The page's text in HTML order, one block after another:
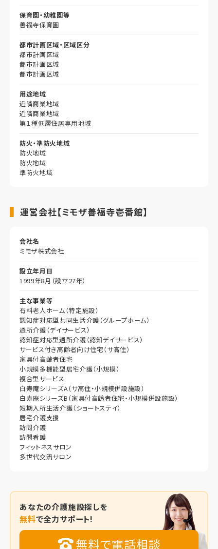
保育園・幼稚園等
善福寺保育園
都市計画区域・区域区分
都市計画区域
都市計画区域
都市計画区域
用途地域
近隣商業地域
近隣商業地域
第１種低層住居専用地域
防火・準防火地域
防火地域
防火地域
準防火地域
運営会社【ミモザ善福寺壱番館】
会社名
ミモザ株式会社
設立年月日
1999年8月（設立27年）
主な事業等
有料老人ホーム（特定施設）
認知症対応型共同生活介護（グループホーム）
通所介護（デイサービス）
認知症対応型通所介護（認知デイサービス）
サービス付き高齢者向け住宅（サ高住）
家具付高齢者住宅
小規模多機能型居宅介護（小規模）
複合型サービス
白寿庵シリーズA（サ高住・小規模併設施設）
白寿庵シリーズB（家具付高齢者住宅・小規模併設施設）
短期入所生活介護（ショートステイ）
居宅介護支援
訪問介護
訪問看護
フィットネスサロン
多世代交流サロン
あなたの介護施設探しを
無料で全力サポート!
無料で電話相談